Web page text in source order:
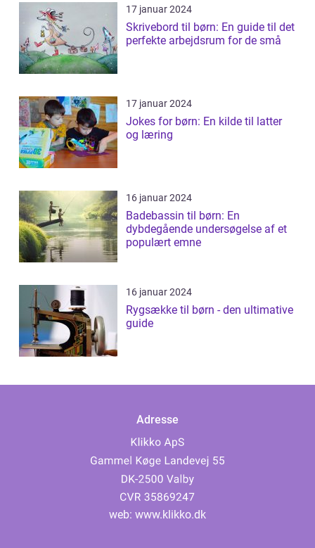
17 januar 2024
Skrivebord til børn: En guide til det
perfekte arbejdsrum for de små
17 januar 2024
Jokes for børn: En kilde til latter
og læring
16 januar 2024
Badebassin til børn: En
dybdegående undersøgelse af et
populært emne
16 januar 2024
Rygsække til børn - den ultimative
guide
Adresse
web: www.klikko.dk